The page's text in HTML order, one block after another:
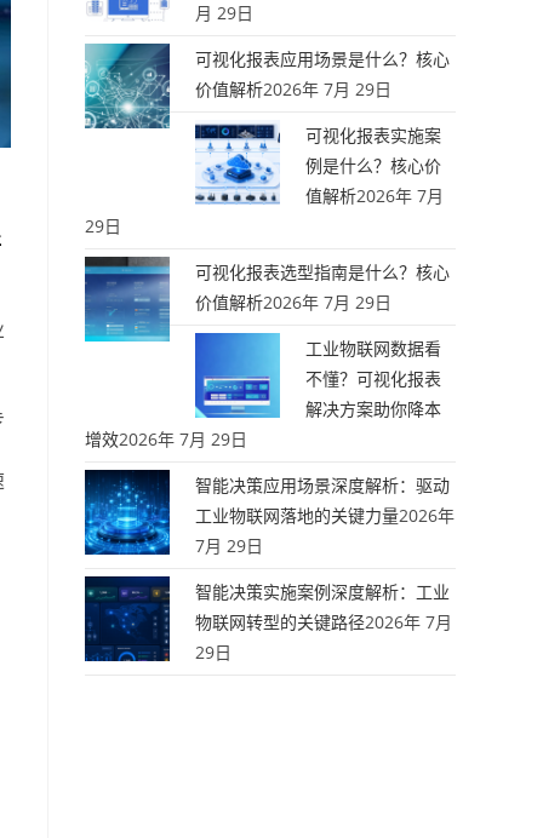
月 29日
可视化报表应用场景是什么？核心
价值解析2026年 7月 29日
可视化报表实施案
例是什么？核心价
值解析2026年 7月
29日
可视化报表选型指南是什么？核心
价值解析2026年 7月 29日
工业物联网数据看
不懂？可视化报表
解决方案助你降本
增效2026年 7月 29日
智能决策应用场景深度解析：驱动
工业物联网落地的关键力量2026年
7月 29日
智能决策实施案例深度解析：工业
物联网转型的关键路径2026年 7月
29日